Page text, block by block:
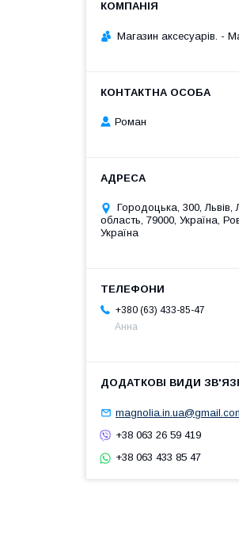
Магазин аксесуарів. -
Роман
Городоцька, 300, Львів,
область, 79000, Україна,
Україна
+380 (63) 433-85-47
Анна
+38 063 26 59 419
+38 063 433 85 47